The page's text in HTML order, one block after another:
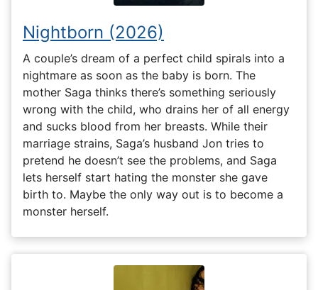
Nightborn (2026)
A couple’s dream of a perfect child spirals into a
nightmare as soon as the baby is born. The
mother Saga thinks there’s something seriously
wrong with the child, who drains her of all energy
and sucks blood from her breasts. While their
marriage strains, Saga’s husband Jon tries to
pretend he doesn’t see the problems, and Saga
lets herself start hating the monster she gave
birth to. Maybe the only way out is to become a
monster herself.